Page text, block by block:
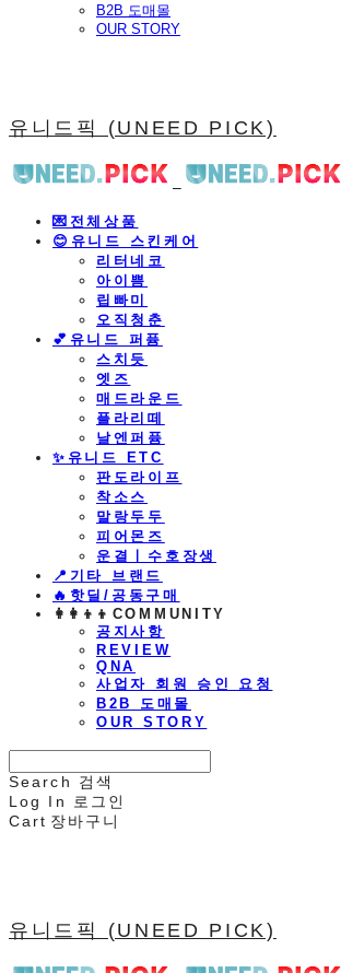
B2B 도매몰
OUR STORY
유니드픽 (UNEED PICK)
💌전체상품
😊유니드 스킨케어
리터네코
아이쁨
립빠미
오직청춘
💕유니드 퍼퓸
스치듯
엣즈
매드라운드
플라리떼
날엔퍼퓸
​✨유니드 ETC
판도라이프
착소스
말랑두두
피어몬즈
운결ㅣ수호장생
📍기타 브랜드
🔥핫딜/공동구매
👩‍👩‍👦‍👦COMMUNITY
공지사항
REVIEW
QNA
사업자 회원 승인 요청
B2B 도매몰
OUR STORY
Search
검색
Log In
로그인
Cart 장바구니
유니드픽 (UNEED PICK)